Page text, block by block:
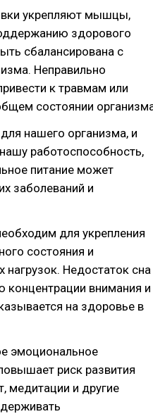
укрепляют мышцы,
здорового
сбалансирована с
Неправильно
к травмам или
состоянии
нашего организма, и
работоспособность,
питание может
заболеваний и
для укрепления
состояния и
нагрузок. Недостаток сна
концентрации внимания и
на здоровье в
эмоциональное
риск развития
медитации и другие